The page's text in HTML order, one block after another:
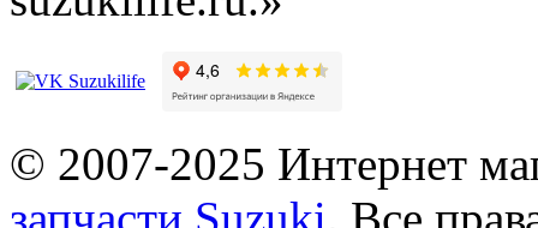
© 2007-2025 Интернет
запчасти Suzuki. Все